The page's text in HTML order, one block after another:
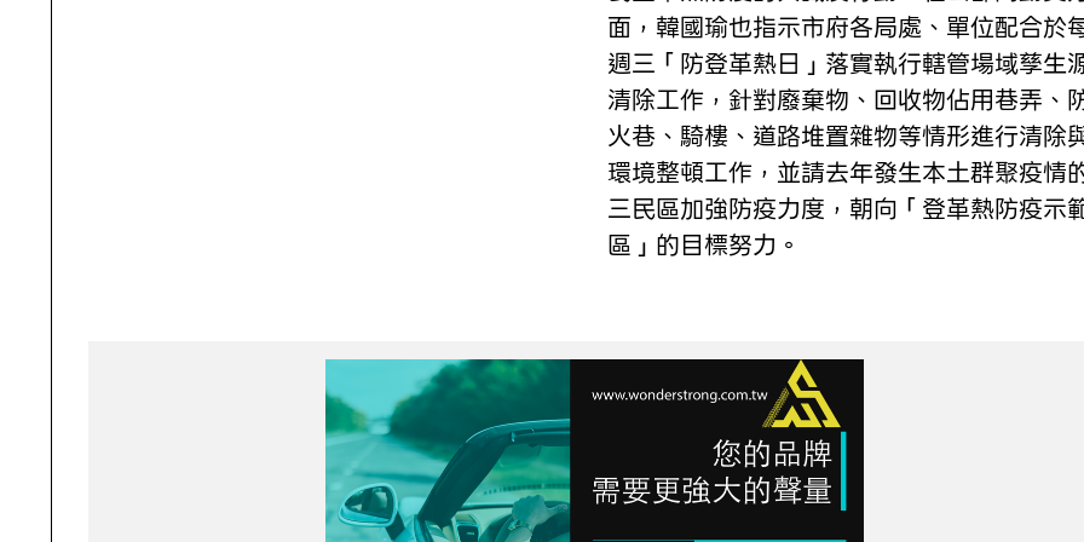
面，韓國瑜也指示市府各局處、單位配合於
週三「防登革熱日」落實執行轄管場域孳生
清除工作，針對廢棄物、回收物佔用巷弄、
火巷、騎樓、道路堆置雜物等情形進行清除
環境整頓工作，並請去年發生本土群聚疫情
三民區加強防疫力度，朝向「登革熱防疫示
區」的目標努力。